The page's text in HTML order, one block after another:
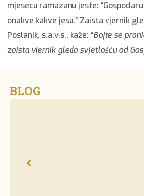
mjesecu ramazanu jeste:
onakve kakve jesu.” Zaista vjernik
Poslanik, s.a.v.s., kaže: “Bojte se
zaista vjernik gleda svjetlošću od
BLOG